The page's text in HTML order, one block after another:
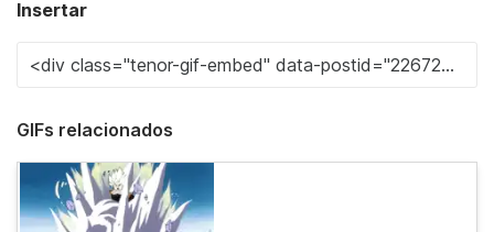
Insertar
GIFs relacionados